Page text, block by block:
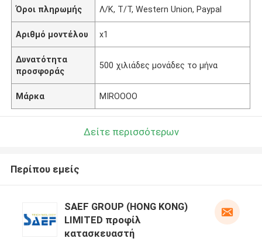
Όροι πληρωμής Λ/Κ, Τ/Τ, Western Union, Paypal
Αριθμό μοντέλου x1
Δυνατότητα
προσφοράς
500 χιλιάδες μονάδες το μήνα
Μάρκα MIROOOO
Δείτε περισσότερων
Περίπου εμείς
SAEF GROUP (HONG KONG)
LIMITED προφίλ
κατασκευαστή